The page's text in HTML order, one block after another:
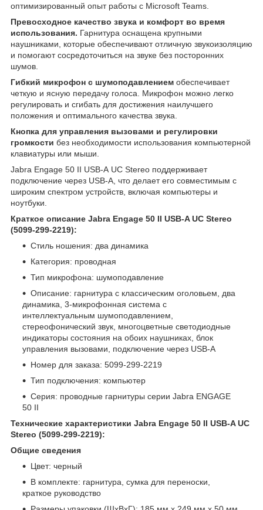
оптимизированный опыт работы с Microsoft Teams.
Превосходное качество звука и комфорт во время
использования. Гарнитура оснащена крупными
наушниками, которые обеспечивают отличную звукоизоляцию
и помогают сосредоточиться на звуке без посторонних
шумов.
Гибкий микрофон с шумоподавлением обеспечивает
четкую и ясную передачу голоса. Микрофон можно легко
регулировать и сгибать для достижения наилучшего
положения и оптимального качества звука.
Кнопка для управления вызовами и регулировки
громкости без необходимости использования компьютерной
клавиатуры или мыши.
Jabra Engage 50 II USB-A UC Stereo поддерживает
подключение через USB-A, что делает его совместимым с
широким спектром устройств, включая компьютеры и
ноутбуки.
Краткое описание Jabra Engage 50 II USB-A UC Stereo
(5099-299-2219):
Стиль ношения: два динамика
Категория: проводная
Тип микрофона: шумоподавление
Описание: гарнитура с классическим оголовьем, два
динамика, 3-микрофонная система с
интеллектуальным шумоподавлением,
cтереофонический звук, многоцветные светодиодные
индикаторы состояния на обоих наушниках, блок
управления вызовами, подключение через USB-A
Номер для заказа: 5099-299-2219
Тип подключения: компьютер
Серия: проводные гарнитуры серии Jabra ENGAGE
50 II
Технические характеристики Jabra Engage 50 II USB-A UC
Stereo (5099-299-2219):
Общие сведения
Цвет: черный
В комплекте: гарнитура, сумка для переноски,
краткое руководство